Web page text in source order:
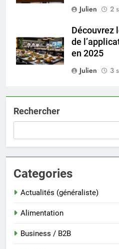
Julien
2
Découvrez
de
en 2025
Julien
3
Rechercher
Categories
Actualités (généraliste)
Alimentation
Business / B2B